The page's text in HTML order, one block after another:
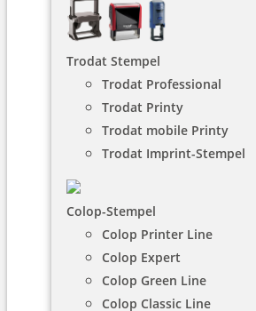
Trodat Stempel
Trodat Professional
Trodat Printy
Trodat mobile Printy
Trodat Imprint-Stempel
Colop-Stempel
Colop Printer Line
Colop Expert
Colop Green Line
Colop Classic Line